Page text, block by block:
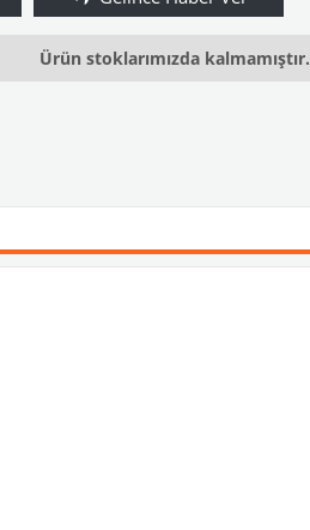
Ürün stoklarımızda kalmamıştır.